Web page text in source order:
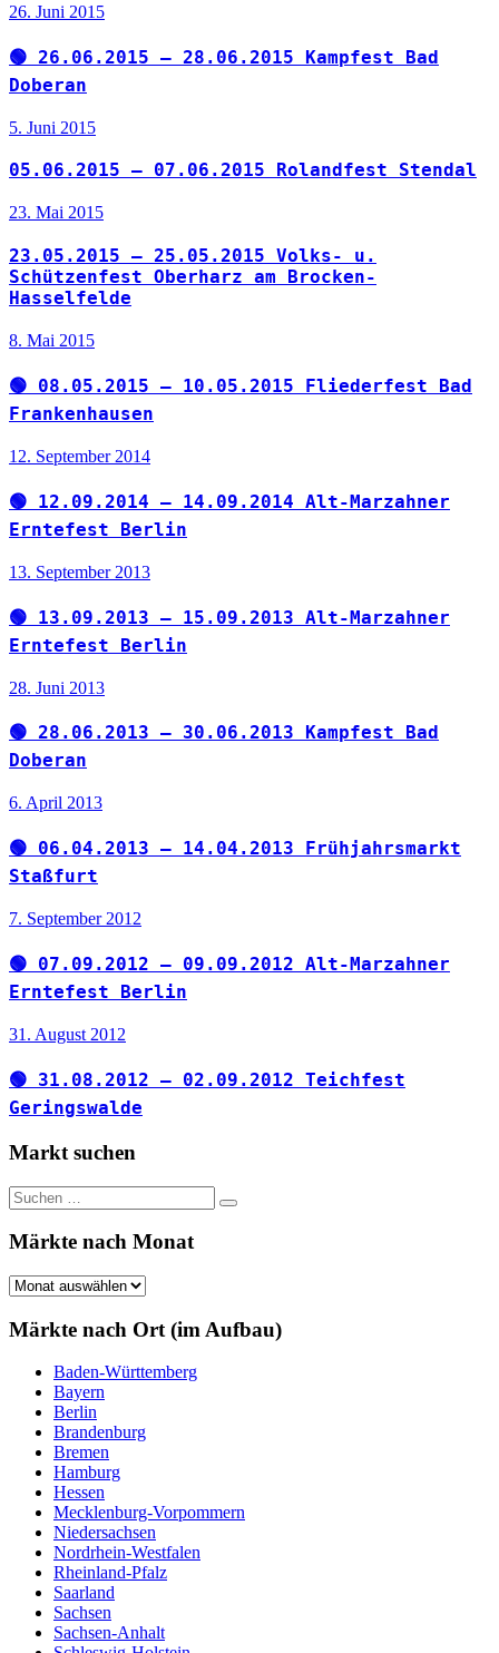
26. Juni 2015
🟢 26.06.2015 – 28.06.2015 Kampfest Bad
Doberan
5. Juni 2015
05.06.2015 – 07.06.2015 Rolandfest Stendal
23. Mai 2015
23.05.2015 – 25.05.2015 Volks- u.
Schützenfest Oberharz am Brocken-
Hasselfelde
8. Mai 2015
🟢 08.05.2015 – 10.05.2015 Fliederfest Bad
Frankenhausen
12. September 2014
🟢 12.09.2014 – 14.09.2014 Alt-Marzahner
Erntefest Berlin
13. September 2013
🟢 13.09.2013 – 15.09.2013 Alt-Marzahner
Erntefest Berlin
28. Juni 2013
🟢 28.06.2013 – 30.06.2013 Kampfest Bad
Doberan
6. April 2013
🟢 06.04.2013 – 14.04.2013 Frühjahrsmarkt
Staßfurt
7. September 2012
🟢 07.09.2012 – 09.09.2012 Alt-Marzahner
Erntefest Berlin
31. August 2012
🟢 31.08.2012 – 02.09.2012 Teichfest
Geringswalde
Markt suchen
Suchen
nach:
Suchen
Märkte nach Monat
Märkte
Monat
Märkte nach Ort (im Aufbau)
Baden-Württemberg
Bayern
Berlin
Brandenburg
Bremen
Hamburg
Hessen
Mecklenburg-Vorpommern
Niedersachsen
Nordrhein-Westfalen
Rheinland-Pfalz
Saarland
Sachsen
Sachsen-Anhalt